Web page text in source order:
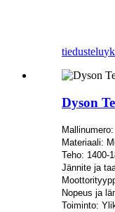
tiedustelu
Dyson
Materiaali:
Teho: 1400-
Jännite ja
Nopeus ja
Toiminto: